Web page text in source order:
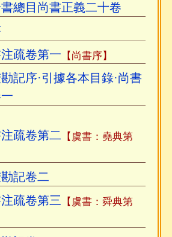
總目尚書正義二十卷
疏卷第一 【尚書序】
記序·引據各本目錄·尚書
疏卷第二 【虞書：堯典第
記卷二
疏卷第三
【虞書：舜典第